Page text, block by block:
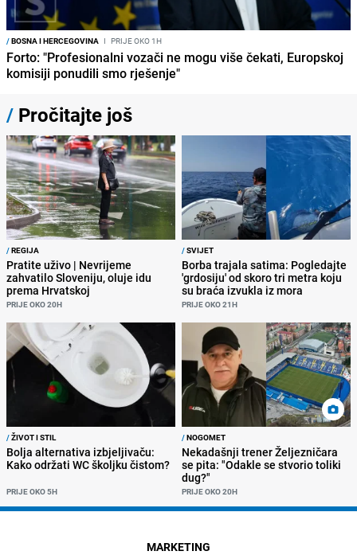
/BOSNA I HERCEGOVINA I PRIJE OKO 1H
Forto: "Profesionalni vozači ne mogu više čekati, Europskoj
komisiji ponudili smo rješenje"
/ Pročitajte još
/REGIJA
Pratite uživo | Nevrijeme
zahvatilo Sloveniju, oluje idu
prema Hrvatskoj
PRIJE OKO 20H
/SVIJET
Borba trajala satima: Pogledajte
'grdosiju' od skoro tri metra koju
su braća izvukla iz mora
PRIJE OKO 21H
/ŽIVOT I STIL
Bolja alternativa izbjeljivaču:
Kako održati WC školjku čistom?
PRIJE OKO 5H
/NOGOMET
Nekadašnji trener Željezničara
se pita: "Odakle se stvorio toliki
dug?"
PRIJE OKO 20H
MARKETING